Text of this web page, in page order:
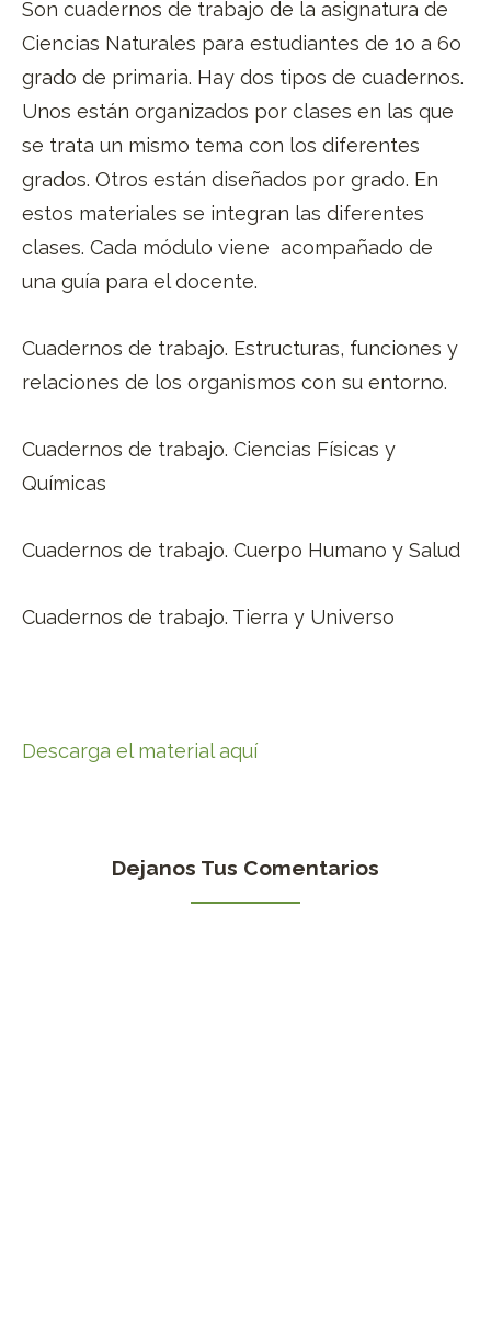
Son cuadernos de trabajo de la asignatura de
Ciencias Naturales para estudiantes de 1o a 6o
grado de primaria. Hay dos tipos de cuadernos.
Unos están organizados por clases en las que
se trata un mismo tema con los diferentes
grados. Otros están diseñados por grado. En
estos materiales se integran las diferentes
clases. Cada módulo viene acompañado de
una guía para el docente.
Cuadernos de trabajo. Estructuras, funciones y
relaciones de los organismos con su entorno.
Cuadernos de trabajo. Ciencias Físicas y
Químicas
Cuadernos de trabajo. Cuerpo Humano y Salud
Cuadernos de trabajo. Tierra y Universo
Descarga el material aquí
Dejanos Tus Comentarios